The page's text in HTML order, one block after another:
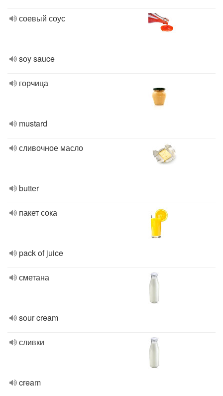
соевый соус
soy sauce
горчица
mustard
сливочное масло
butter
пакет сока
pack of juice
сметана
sour cream
сливки
cream